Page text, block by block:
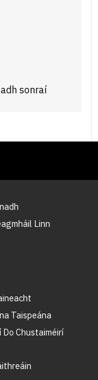
sonraí
Linn
Taispeána
Do Chustaiméirí